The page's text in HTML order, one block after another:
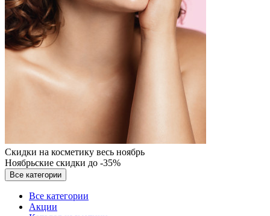
Скидки на косметику весь ноябрь
Ноябрьские скидки до -35%
Все категории
Все категории
Акции